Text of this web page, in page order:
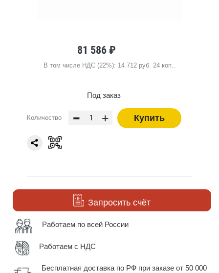
81 586 ₽
В том числе НДС (22%): 14 712 руб. 24 коп..
Под заказ
Количество - + Купить
Запросить счёт
Работаем по всей России
Работаем с НДС
Бесплатная доставка по РФ при заказе от 50 000